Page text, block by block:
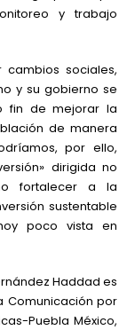
y trabajo
cambios sociales,
y su gobierno se
fin de mejorar la
de manera
por ello,
dirigida no
fortalecer a la
sustentable
poco vista en
Haddad es
Comunicación por
Puebla México,